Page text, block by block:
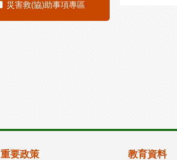
災害救(協)助事項專區
重要政策 教育資料